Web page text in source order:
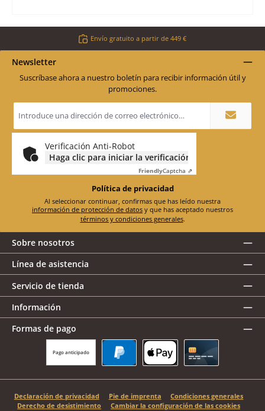
Envío gratuito a partir de 449 €
Newsletter
Suscríbase ahora a nuestro boletín para recibir información útil y
promociones.
Dirección
de
electrónico
Verificación Anti-Robot
Haga clic para iniciar la verificación
FriendlyCaptcha ⇗
Política de privacidad
información de protección de datos
términos y condiciones generales.
Sobre nosotros
Línea de asistencia
Servicio de tienda
Información
Formas de pago
Pago anticipado
Declaración de privacidad Pie de imprenta
Condiciones generales
Derecho de desistimiento
Cambiar la configuración de las cookies